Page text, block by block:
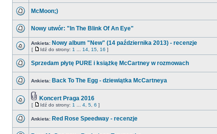
McMoon;)
Nowy utwór: "In The Blink Of An Eye"
Ankieta: Nowy album "New" (14 października 2013) - recenzje
[ Idź do strony: 1 14 15 16 ]
Sprzedam płytę PURE i książkę McCartney w rozmowach
Ankieta: Back To The Egg - dziewiątka McCartneya
Koncert Praga 2016
[ Idź do strony: 1 4 5 6 ]
Ankieta: Red Rose Speedway - recenzje